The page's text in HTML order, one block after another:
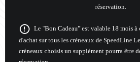
réservation.
error_outline Le "Bon Cadeau" est valable 18 mois à
d'achat sur tous les créneaux de SpeedLine
créneaux choisis un supplément pourra être